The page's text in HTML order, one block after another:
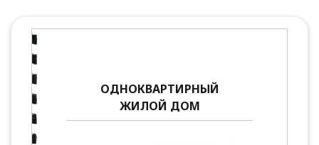
ОДНОКВАРТИРНЫЙ
ЖИЛОЙ ДОМ